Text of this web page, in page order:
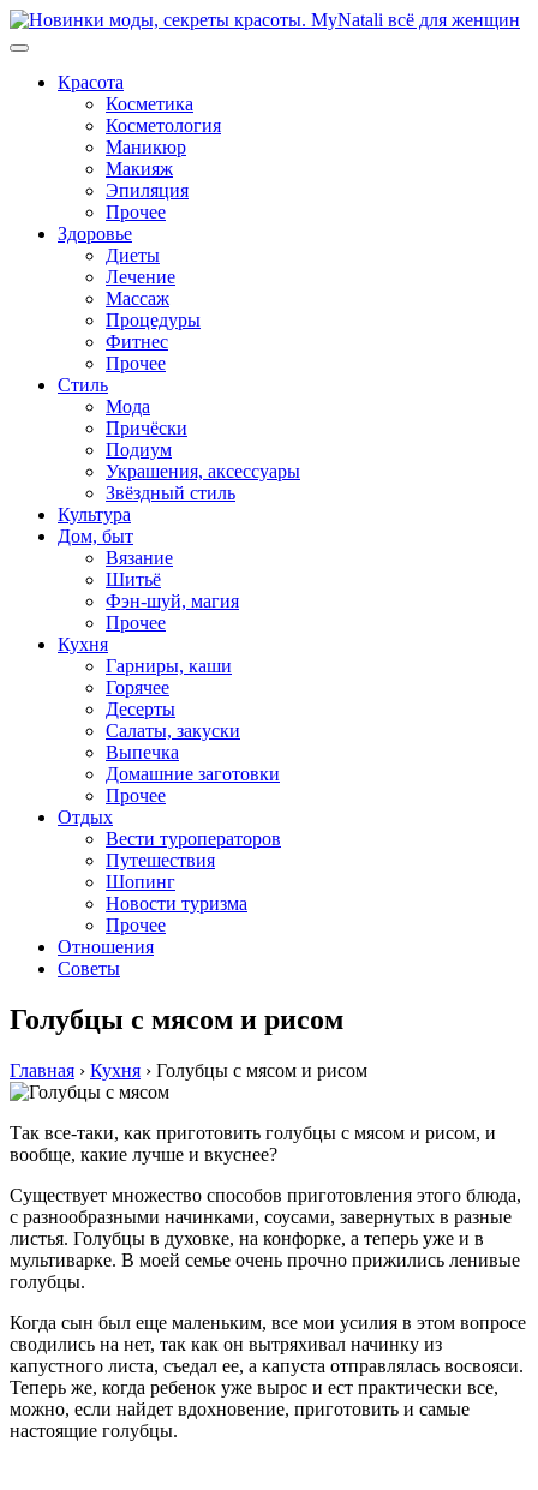
Перейти
к
Красота
Косметика
Косметология
Маникюр
Макияж
Эпиляция
Прочее
Здоровье
Диеты
Лечение
Массаж
Процедуры
Фитнес
Прочее
Стиль
Мода
Причёски
Подиум
Украшения, аксессуары
Звёздный стиль
Культура
Дом, быт
Вязание
Шитьё
Фэн-шуй, магия
Прочее
Кухня
Гарниры, каши
Горячее
Десерты
Салаты, закуски
Выпечка
Домашние заготовки
Прочее
Отдых
Вести туроператоров
Путешествия
Шопинг
Новости туризма
Прочее
Отношения
Советы
Голубцы с мясом и рисом
Главная › Кухня › Голубцы с мясом и рисом
Так все-таки, как приготовить голубцы с мясом и рисом, и
вообще, какие лучше и вкуснее?
Существует множество способов приготовления этого блюда,
с разнообразными начинками, соусами, завернутых в разные
листья. Голубцы в духовке, на конфорке, а теперь уже и в
мультиварке. В моей семье очень прочно прижились ленивые
голубцы.
Когда сын был еще маленьким, все мои усилия в этом вопросе
сводились на нет, так как он вытряхивал начинку из
капустного листа, съедал ее, а капуста отправлялась восвояси.
Теперь же, когда ребенок уже вырос и ест практически все,
можно, если найдет вдохновение, приготовить и самые
настоящие голубцы.